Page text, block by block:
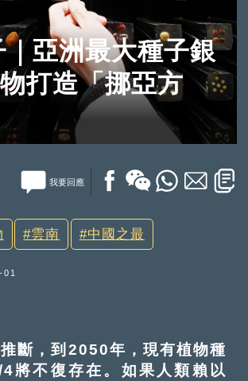
亞洲最大種子銀
打造「挪亞方
我要回應
雲南 中國之最
，到2050年，現有植物種
將不復存在。如果人類賴以